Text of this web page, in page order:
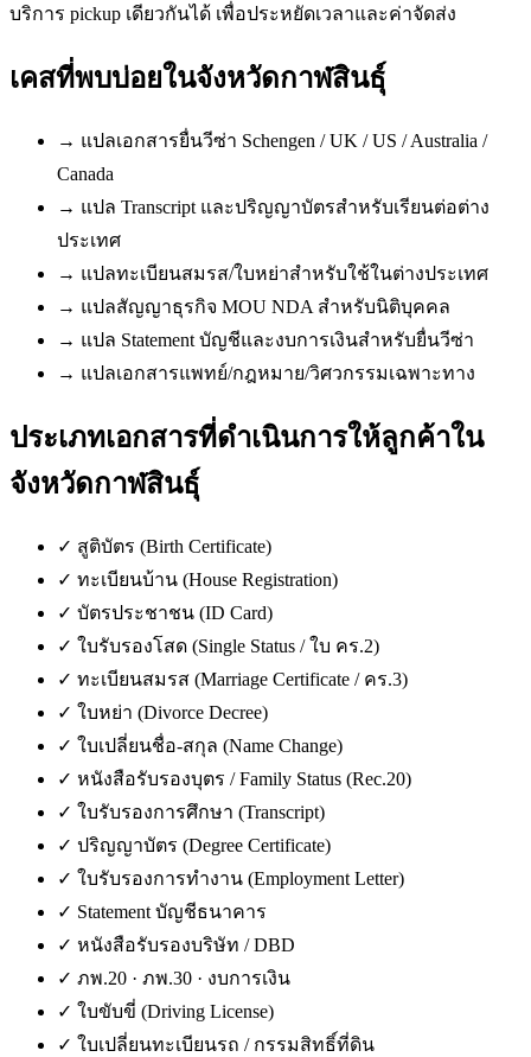
บริการ pickup เดียวกันได้ เพื่อประหยัดเวลาและค่าจัดส่ง
เคสที่พบบ่อยในจังหวัดกาฬสินธุ์
→ แปลเอกสารยื่นวีซ่า Schengen / UK / US / Australia /
Canada
→ แปล Transcript และปริญญาบัตรสำหรับเรียนต่อต่าง
ประเทศ
→ แปลทะเบียนสมรส/ใบหย่าสำหรับใช้ในต่างประเทศ
→ แปลสัญญาธุรกิจ MOU NDA สำหรับนิติบุคคล
→ แปล Statement บัญชีและงบการเงินสำหรับยื่นวีซ่า
→ แปลเอกสารแพทย์/กฎหมาย/วิศวกรรมเฉพาะทาง
ประเภทเอกสารที่ดำเนินการให้ลูกค้าใน
จังหวัดกาฬสินธุ์
✓ สูติบัตร (Birth Certificate)
✓ ทะเบียนบ้าน (House Registration)
✓ บัตรประชาชน (ID Card)
✓ ใบรับรองโสด (Single Status / ใบ คร.2)
✓ ทะเบียนสมรส (Marriage Certificate / คร.3)
✓ ใบหย่า (Divorce Decree)
✓ ใบเปลี่ยนชื่อ-สกุล (Name Change)
✓ หนังสือรับรองบุตร / Family Status (Rec.20)
✓ ใบรับรองการศึกษา (Transcript)
✓ ปริญญาบัตร (Degree Certificate)
✓ ใบรับรองการทำงาน (Employment Letter)
✓ Statement บัญชีธนาคาร
✓ หนังสือรับรองบริษัท / DBD
✓ ภพ.20 · ภพ.30 · งบการเงิน
✓ ใบขับขี่ (Driving License)
✓ ใบเปลี่ยนทะเบียนรถ / กรรมสิทธิ์ที่ดิน